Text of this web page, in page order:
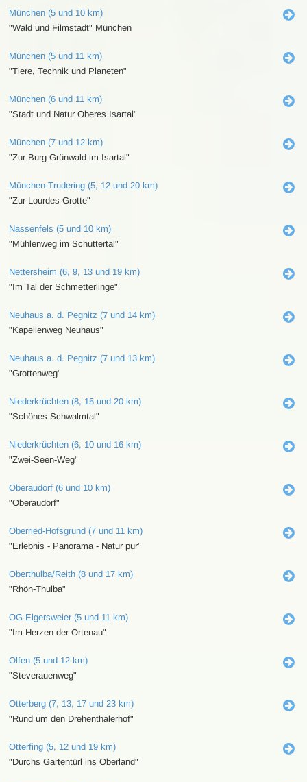
München (5 und 10 km)
"Wald und Filmstadt" München
München (5 und 11 km)
"Tiere, Technik und Planeten"
München (6 und 11 km)
"Stadt und Natur Oberes Isartal"
München (7 und 12 km)
"Zur Burg Grünwald im Isartal"
München-Trudering (5, 12 und 20 km)
"Zur Lourdes-Grotte"
Nassenfels (5 und 10 km)
"Mühlenweg im Schuttertal"
Nettersheim (6, 9, 13 und 19 km)
"Im Tal der Schmetterlinge"
Neuhaus a. d. Pegnitz (7 und 14 km)
"Kapellenweg Neuhaus"
Neuhaus a. d. Pegnitz (7 und 13 km)
"Grottenweg"
Niederkrüchten (8, 15 und 20 km)
"Schönes Schwalmtal"
Niederkrüchten (6, 10 und 16 km)
"Zwei-Seen-Weg"
Oberaudorf (6 und 10 km)
"Oberaudorf"
Oberried-Hofsgrund (7 und 11 km)
"Erlebnis - Panorama - Natur pur"
Oberthulba/Reith (8 und 17 km)
"Rhön-Thulba"
OG-Elgersweier (5 und 11 km)
"Im Herzen der Ortenau"
Olfen (5 und 12 km)
"Steverauenweg"
Otterberg (7, 13, 17 und 23 km)
"Rund um den Drehenthalerhof"
Otterfing (5, 12 und 19 km)
"Durchs Gartentürl ins Oberland"